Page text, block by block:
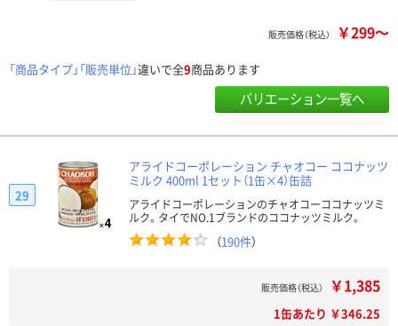
販売価格（税込） ￥299～
「商品タイプ」「販売単位」違いで全9商品あります
バリエーション一覧へ
アライドコーポレーション チャオコー ココナッツ
ミルク 400ml 1セット（1缶×4）缶詰
アライドコーポレーションのチャオコーココナッツミ
ルク。タイでNO.1ブランドのココナッツミルク。
（190件）
29
販売価格（税込） ￥1,385
1缶あたり ￥346.25